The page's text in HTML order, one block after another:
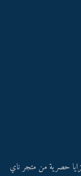
حصرية من متجر ناي